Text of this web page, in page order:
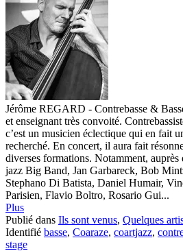
Jérôme REGARD - Contrebasse &
et enseignant très convoité.
c’est un musicien éclectique qui en fait
recherché. En concert, il aura fait
diverses formations. Notamment,
jazz Big Band, Jan Garbareck, Bob
Stephano Di Batista, Daniel Humair,
Parisien, Flavio Boltro, Rosario Gui...
Plus
Publié dans Ils sont venus, Quelques
Identifié basse, Coaraze, coartjazz,
stage